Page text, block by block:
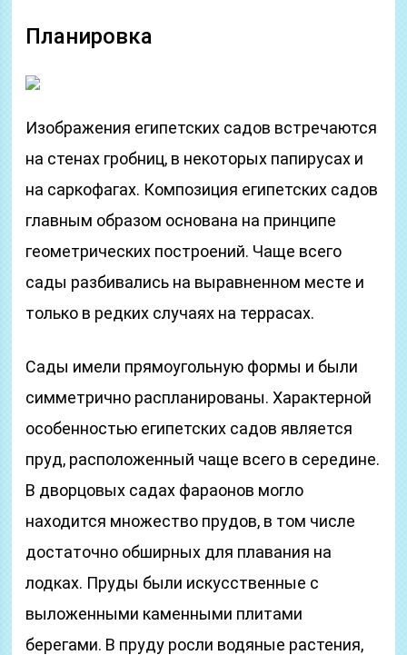
Планировка
Изображения египетских садов встречаются
на стенах гробниц, в некоторых папирусах и
на саркофагах. Композиция египетских садов
главным образом основана на принципе
геометрических построений. Чаще всего
сады разбивались на выравненном месте и
только в редких случаях на террасах.
Сады имели прямоугольную формы и были
симметрично распланированы. Характерной
особенностью египетских садов является
пруд, расположенный чаще всего в середине.
В дворцовых садах фараонов могло
находится множество прудов, в том числе
достаточно обширных для плавания на
лодках. Пруды были искусственные с
выложенными каменными плитами
берегами. В пруду росли водяные растения,